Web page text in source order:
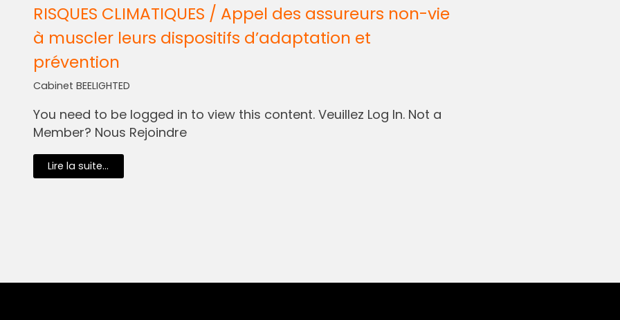
RISQUES CLIMATIQUES / Appel des assureurs non-vie
à muscler leurs dispositifs d’adaptation et
prévention
Cabinet BEELIGHTED
You need to be logged in to view this content. Veuillez Log In. Not a
Member? Nous Rejoindre
Lire la suite...